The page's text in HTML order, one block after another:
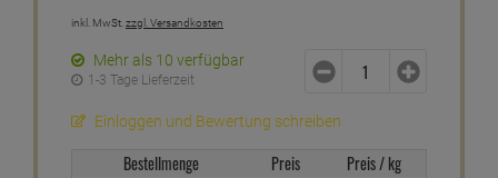
inkl. MwSt.zzgl. Versandkosten
Mehr als 10 verfügbar
1-3 Tage Lieferzeit
Einloggen und Bewertung schreiben
Bestellmenge Preis Preis / kg